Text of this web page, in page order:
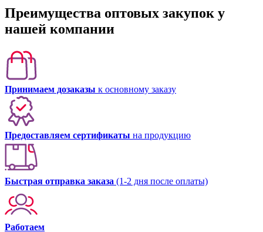
Преимущества оптовых закупок у
нашей компании
Принимаем дозаказы к основному заказу
Предоставляем сертификаты на продукцию
Быстрая отправка заказа (1-2 дня после оплаты)
Работаем